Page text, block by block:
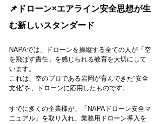
📌ドローン×エアライン安全思想が生
む新しいスタンダード
NAPAでは、ドローンを操縦する全ての人が「空
を飛ばす責任」を感じられる教育を大切にして
います。
これは、空のプロである岩岡が育んできた“安全
文化”を、ドローンに応用したものです。
すでに多くの企業様が、「NAPAドローン安全マ
ニュアル」を取り入れ、業務用ドローン導入を